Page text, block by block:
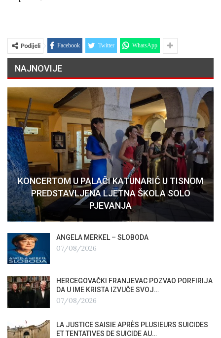
Podijeli Facebook Twitter WhatsApp
NAJNOVIJE
KONCERTOM U PALAČI KATUNARIĆ U TISNOM
PREDSTAVLJENA LJETNA ŠKOLA SOLO
PJEVANJA
ANGELA MERKEL – SLOBODA
07/08/2026
HERCEGOVAČKI FRANJEVAC POZVAO PORFIRIJA
DA U IME KRISTA IZVUČE SVOJ…
07/08/2026
LA JUSTICE SAISIE APRÈS PLUSIEURS SUICIDES
ET TENTATIVES DE SUICIDE AU…